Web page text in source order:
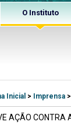
O Instituto
Inicial > Imprensa >